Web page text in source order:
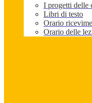
I progetti delle
Libri di testo
Orario
Orario delle